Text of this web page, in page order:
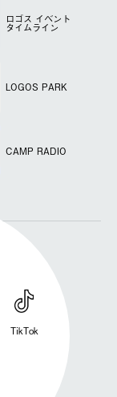
ロゴス イベント
タイムライン
LOGOS PARK
CAMP RADIO
TikTok